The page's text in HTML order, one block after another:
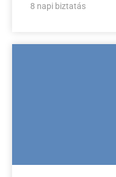
8 napi biztatás